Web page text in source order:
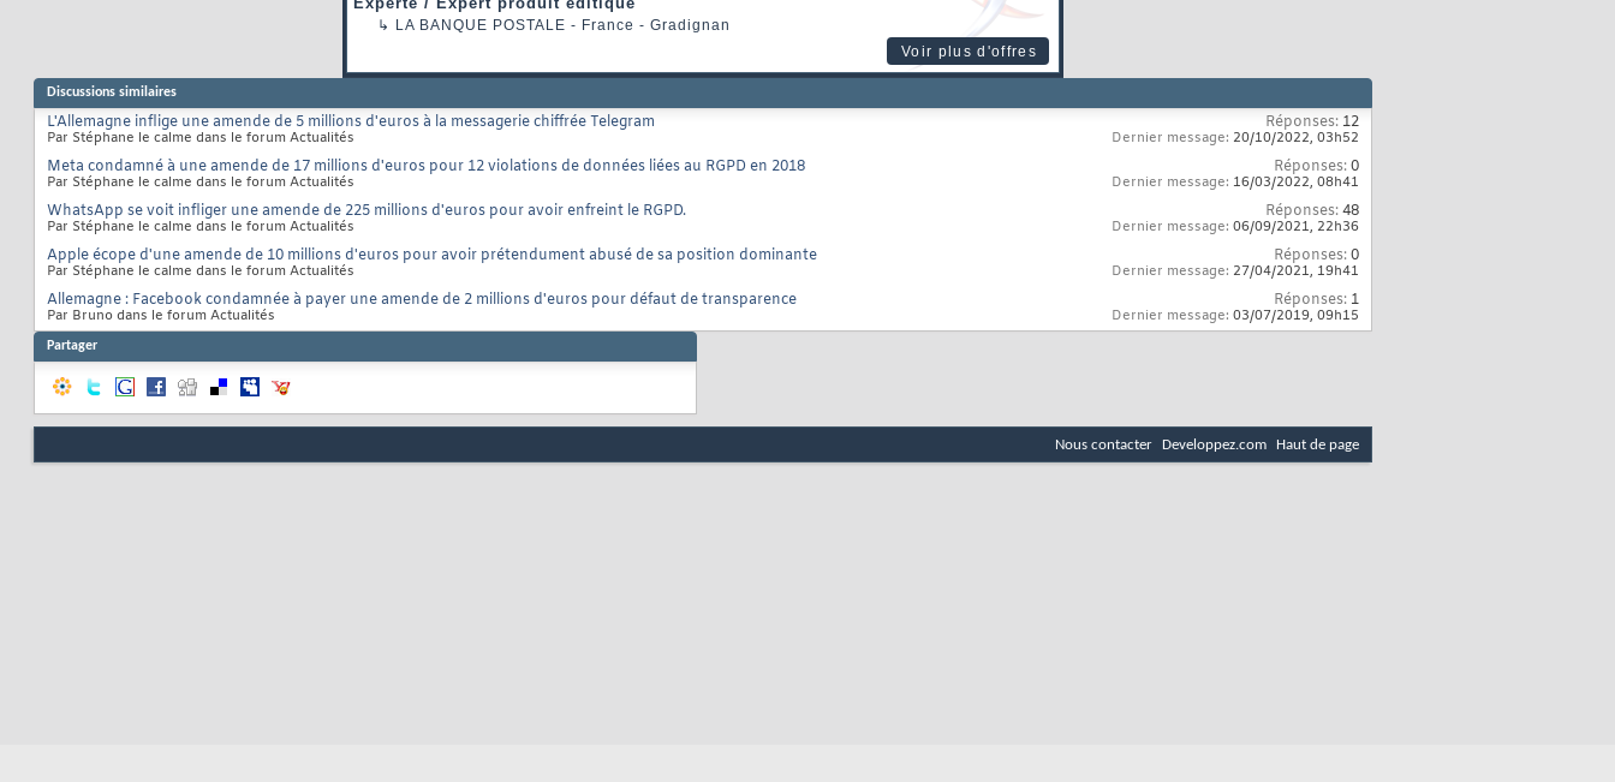
↳ LA BANQUE POSTALE - France - Gradignan
Voir plus d'offres
Discussions similaires
L'Allemagne inflige une amende de 5 millions d'euros à la messagerie chiffrée Telegram
Par Stéphane le calme dans le forum Actualités
Réponses: 12
Dernier message: 20/10/2022, 03h52
Meta condamné à une amende de 17 millions d'euros pour 12 violations de données liées au RGPD en 2018
Par Stéphane le calme dans le forum Actualités
Réponses:0
Dernier message: 16/03/2022, 08h41
WhatsApp se voit infliger une amende de 225 millions d'euros pour avoir enfreint le RGPD.
Par Stéphane le calme dans le forum Actualités
Réponses:48
Dernier message: 06/09/2021, 22h36
Apple écope d'une amende de 10 millions d'euros pour avoir prétendument abusé de sa position dominante
Par Stéphane le calme dans le forum Actualités
Réponses:0
Dernier message: 27/04/2021, 19h41
Allemagne : Facebook condamnée à payer une amende de 2 millions d'euros pour défaut de transparence
Par Bruno dans le forum Actualités
Réponses: 1
Dernier message: 03/07/2019, 09h15
Partager
Nous contacter Developpez.com Haut de page